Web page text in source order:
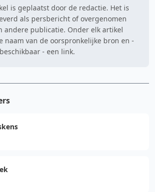
is geplaatst door de redactie. Het is
als persbericht of overgenomen
andere publicatie. Onder elk artikel
naam van de oorspronkelijke bron en -
- een link.